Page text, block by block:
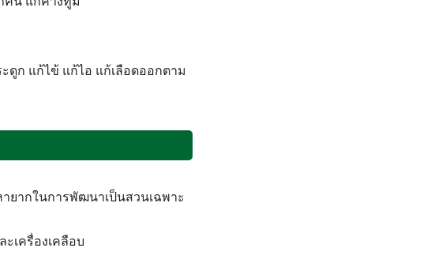
ดูก แก้ไข้ แก้ไอ แก้เลือดออกตาม
ยากในการพัฒนาเป็นสวนเฉพาะ
เครื่องเคลือบ